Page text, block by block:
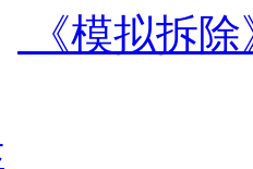
《模拟拆